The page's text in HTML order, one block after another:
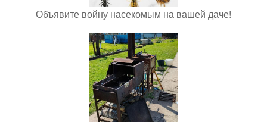
Объявите войну насекомым на вашей даче!